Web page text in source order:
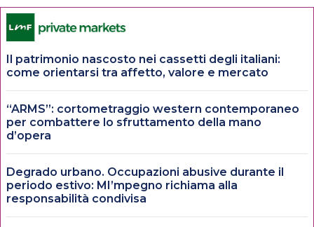
Il patrimonio nascosto nei cassetti degli italiani:
come orientarsi tra affetto, valore e mercato
“ARMS”: cortometraggio western contemporaneo
per combattere lo sfruttamento della mano
d’opera
Degrado urbano. Occupazioni abusive durante il
periodo estivo: MI’mpegno richiama alla
responsabilità condivisa